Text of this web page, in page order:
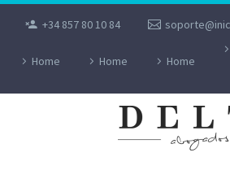
+34 857 80 10 84
Home Home Home
SENTENCIA